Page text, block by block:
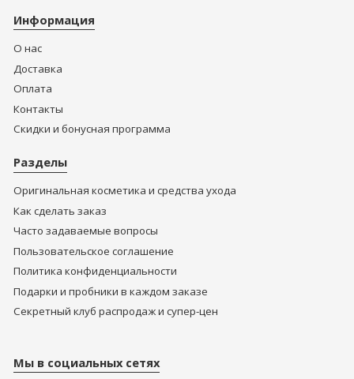
Информация
О нас
Доставка
Оплата
Контакты
Скидки и бонусная программа
Разделы
Оригинальная косметика и средства ухода
Как сделать заказ
Часто задаваемые вопросы
Пользовательское соглашение
Политика конфиденциальности
Подарки и пробники в каждом заказе
Секретный клуб распродаж и супер-цен
Мы в социальных сетях